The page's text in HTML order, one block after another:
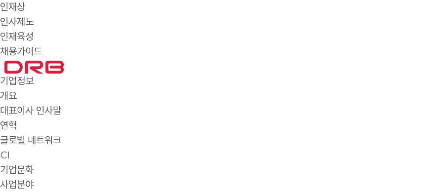
인재상
인사제도
인재육성
채용가이드
기업정보
개요
대표이사 인사말
연혁
글로벌 네트워크
CI
기업문화
사업분야